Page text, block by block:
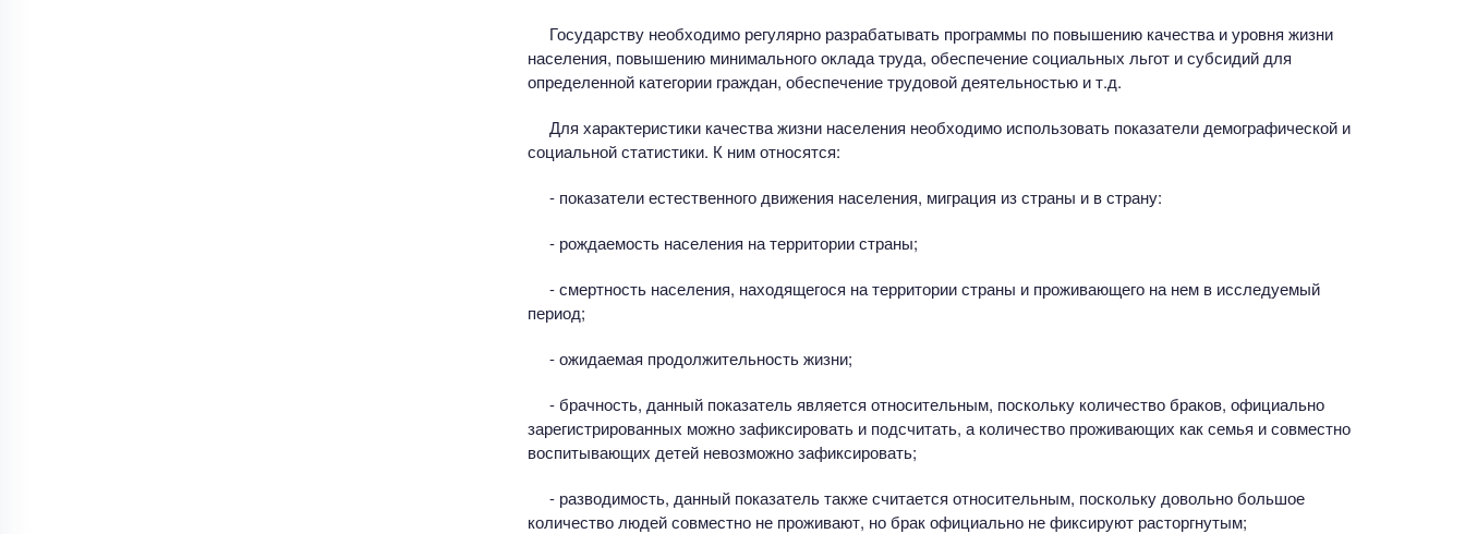
Государству необходимо регулярно разрабатывать программы по повышению качества и уровня жизни
населения, повышению минимального оклада труда, обеспечение социальных льгот и субсидий для
определенной категории граждан, обеспечение трудовой деятельностью и т.д.
Для характеристики качества жизни населения необходимо использовать показатели демографической и
социальной статистики. К ним относятся:
- показатели естественного движения населения, миграция из страны и в страну:
- рождаемость населения на территории страны;
- смертность населения, находящегося на территории страны и проживающего на нем в исследуемый
период;
- ожидаемая продолжительность жизни;
- брачность, данный показатель является относительным, поскольку количество браков, официально
зарегистрированных можно зафиксировать и подсчитать, а количество проживающих как семья и совместно
воспитывающих детей невозможно зафиксировать;
- разводимость, данный показатель также считается относительным, поскольку довольно большое
количество людей совместно не проживают, но брак официально не фиксируют расторгнутым;